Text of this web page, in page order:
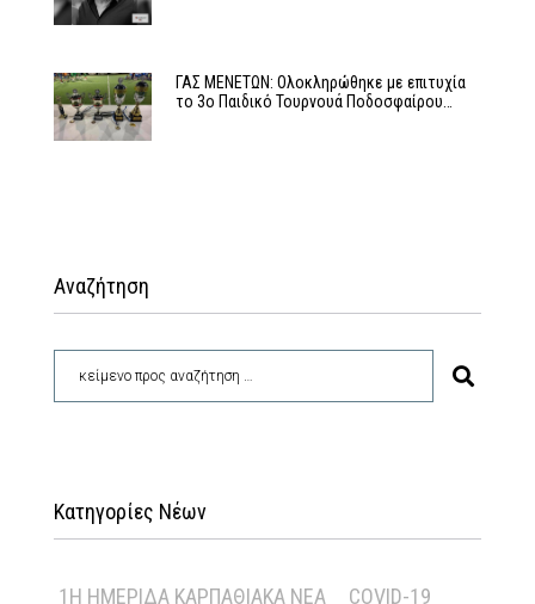
ΓΑΣ ΜΕΝΕΤΩΝ: Ολοκληρώθηκε με επιτυχία
το 3ο Παιδικό Τουρνουά Ποδοσφαίρου…
Αναζήτηση
Κατηγορίες Νέων
1Η ΗΜΕΡΊΔΑ ΚΑΡΠΑΘΙΑΚΆ ΝΈΑ
COVID-19